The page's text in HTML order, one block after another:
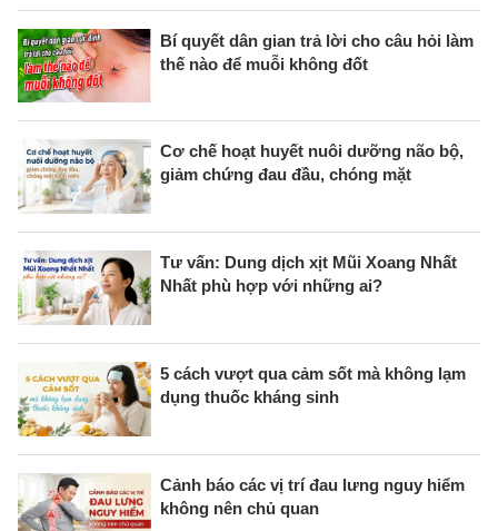
Bí quyết dân gian trả lời cho câu hỏi làm
thế nào để muỗi không đốt
Cơ chế hoạt huyết nuôi dưỡng não bộ,
giảm chứng đau đầu, chóng mặt
Tư vấn: Dung dịch xịt Mũi Xoang Nhất
Nhất phù hợp với những ai?
5 cách vượt qua cảm sốt mà không lạm
dụng thuốc kháng sinh
Cảnh báo các vị trí đau lưng nguy hiểm
không nên chủ quan